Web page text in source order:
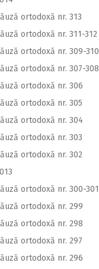
ortodoxă nr. 313
ortodoxă nr. 311-312
ortodoxă nr. 309-310
ortodoxă nr. 307-308
ortodoxă nr. 306
ortodoxă nr. 305
ortodoxă nr. 304
ortodoxă nr. 303
ortodoxă nr. 302
ortodoxă nr. 300-301
ortodoxă nr. 299
ortodoxă nr. 298
ortodoxă nr. 297
ortodoxă nr. 296